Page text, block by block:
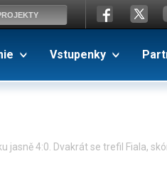
Vstupenky
jasně 4:0. Dvakrát se trefil Fiala,